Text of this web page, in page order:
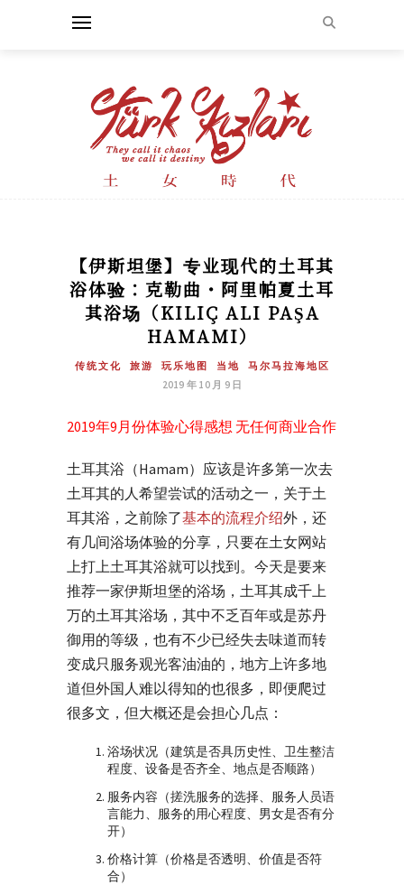
【伊斯坦堡】专业现代的土耳其
浴体验：克勒曲・阿里帕夏土耳
其浴场（KILIÇ ALI PAŞA
HAMAMI）
传统文化 旅游 玩乐地图 当地
马尔马拉海地区
2019 年 10 月 9 日
2019年9月份体验心得感想 无任何商业合作
土耳其浴（Hamam）应该是许多第一次去
土耳其的人希望尝试的活动之一，关于土
耳其浴，之前除了基本的流程介绍外，还
有几间浴场体验的分享，只要在土女网站
上打上土耳其浴就可以找到。今天是要来
推荐一家伊斯坦堡的浴场，土耳其成千上
万的土耳其浴场，其中不乏百年或是苏丹
御用的等级，也有不少已经失去味道而转
变成只服务观光客油油的，地方上许多地
道但外国人难以得知的也很多，即便爬过
很多文，但大概还是会担心几点：
浴场状况（建筑是否具历史性、卫生整洁
程度、设备是否齐全、地点是否顺路）
服务内容（搓洗服务的选择、服务人员语
言能力、服务的用心程度、男女是否有分
开）
价格计算（价格是否透明、价值是否符
合）